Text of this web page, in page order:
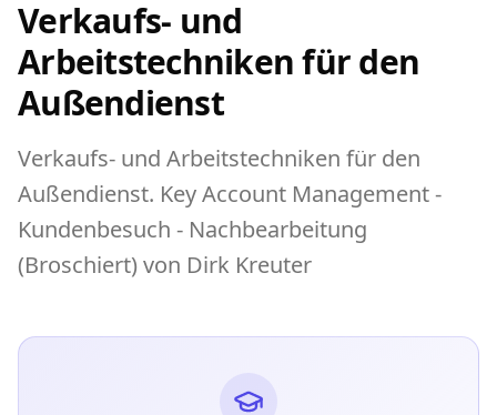
Verkaufs- und
Arbeitstechniken für den
Außendienst
Verkaufs- und Arbeitstechniken für den
Außendienst. Key Account Management -
Kundenbesuch - Nachbearbeitung
(Broschiert) von Dirk Kreuter